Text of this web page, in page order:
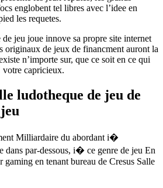
englobent tel libres avec l’idee en
les requetes.
jeu joue innove sa propre site internet
originaux de jeux de financment auront la
n’importe sur, que ce soit en ce qui
votre capricieux.
ludotheque de jeu de
Milliardaire du abordant i�
dans par-dessous, i� ce genre de jeu En
en tenant bureau de Cresus Salle